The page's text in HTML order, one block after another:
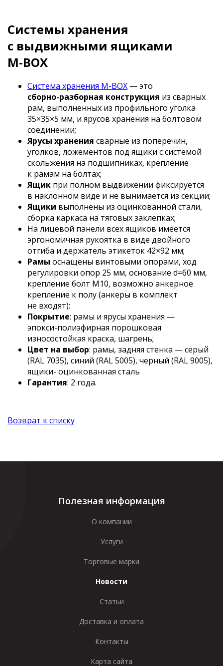
Системы хранения
с выдвижными ящиками
M-BOX
Система хранения M-BOX — это
сборно-разборная конструкция из сварных
рам, выполненных из профильного уголка
35×35×5 мм, и ярусов хранения на болтовом
соединении;
Ярусы хранения сварные из поперечин,
уголков, ложементов под ящики с системой
скольжения на подшипниках, крепление
к рамам на болтах;
Ящик при полном выдвижении фиксируется
в наклонном виде и не вынимается из секции;
Ящики выполнены из оцинкованной стали,
сборка каркаса на тяговых заклепках;
На лицевой панели всех ящиков имеется
эргономичная рукоятка в виде двойного
отгиба и держатель этикеток 42×92 мм;
Рамы оснащены винтовыми опорами, ход
регулировки опор 25 мм, основание d=60 мм,
крепление болт М10, возможно анкерное
крепление к полу (анкеры в комплект
не входят);
Покрытие: рамы и ярусы хранения —
эпокси-полиэфирная порошковая
износостойкая краска, шагрень;
Цвет на выбор: рамы, задняя стенка — серый
(RAL 7035), синий (RAL 5005), черный (RAL 9005),
ящики- оцинкованная сталь
Гарантия: 2 года.
Возврат к списку
Полезная информация
О компании
Услуги
Торговые марки
Новости
Статьи
Доставка и оплата
Контакты
Карта сайта